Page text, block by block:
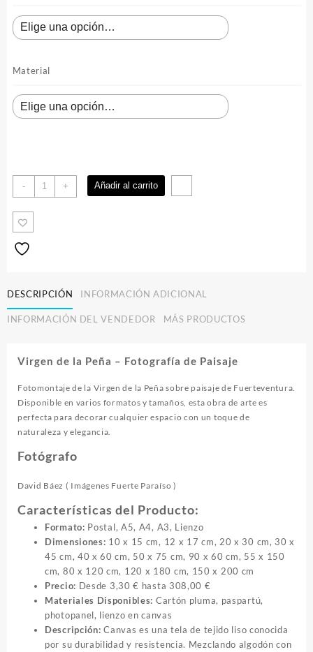
Material
-
Virgen
de
la
+ Añadir al carrito
DESCRIPCIÓN INFORMACIÓN ADICIONAL
INFORMACIÓN DEL VENDEDOR MÁS PRODUCTOS
Virgen de la Peña – Fotografía de Paisaje
Fotomontaje de la Virgen de la Peña sobre paisaje de Fuerteventura.
Disponible en varios formatos y tamaños, esta obra de arte es
perfecta para decorar cualquier espacio con un toque de
naturaleza y elegancia.
Fotógrafo
David Báez ( Imágenes Fuerte Paraíso )
Características del Producto:
Formato: Postal, A5, A4, A3, Lienzo
Dimensiones: 10 x 15 cm, 12 x 17 cm, 20 x 30 cm, 30 x
45 cm, 40 x 60 cm, 50 x 75 cm, 90 x 60 cm, 55 x 150
cm, 80 x 120 cm, 120 x 180 cm, 150 x 200 cm
Precio: Desde 3,30 € hasta 308,00 €
Materiales Disponibles: Cartón pluma, paspartú,
photopanel, lienzo en canvas
Descripción: Canvas es una tela de tejido liso conocida
por su durabilidad y resistencia. Mezclando algodón con